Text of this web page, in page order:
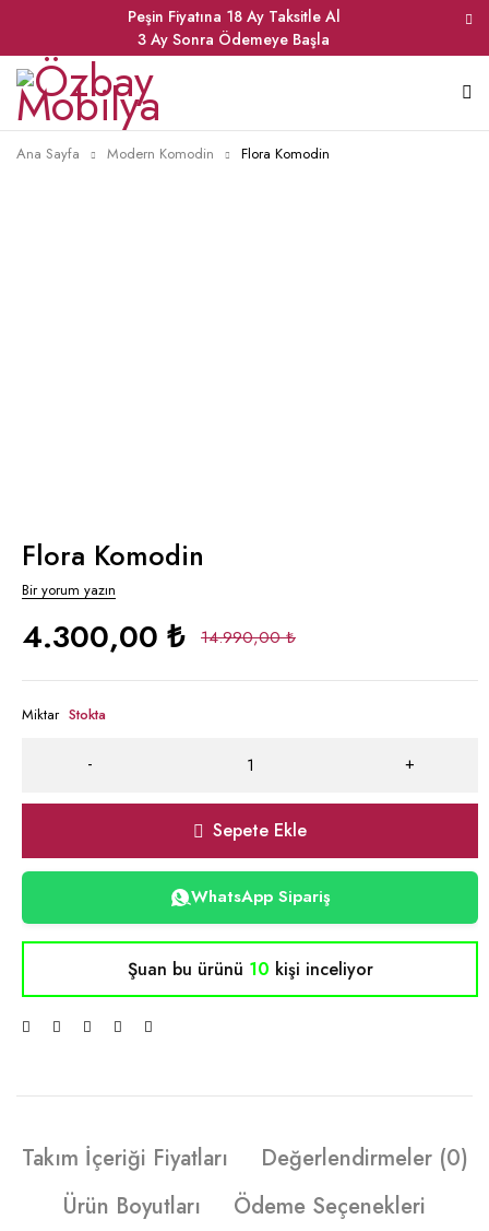
Peşin Fiyatına 18 Ay Taksitle Al
3 Ay Sonra Ödemeye Başla
Ana Sayfa Modern Komodin Flora Komodin
Flora Komodin
Bir yorum yazın
14.990,00₺
4.300,00 ₺
Miktar Stokta
Sepete Ekle
WhatsApp Sipariş
Şuan bu ürünü 10 kişi inceliyor
Takım İçeriği Fiyatları
Değerlendirmeler (0)
Ürün Boyutları
Ödeme Seçenekleri